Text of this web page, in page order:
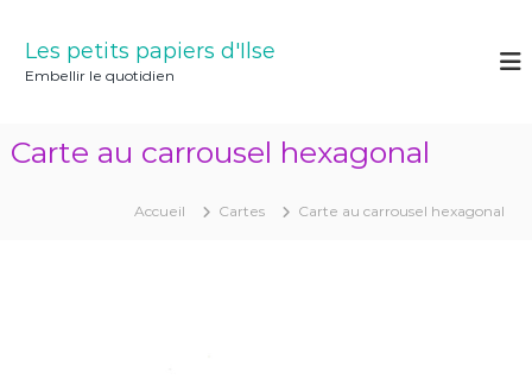
Les petits papiers d'Ilse
Embellir le quotidien
Carte au carrousel hexagonal
Accueil Cartes Carte au carrousel hexagonal